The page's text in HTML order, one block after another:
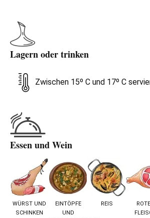
Lagern oder trinken
Zwischen 15º C und 17º C
Essen und Wein
WÜRST UND
SCHINKEN
EINTÖPFE
UND
REIS